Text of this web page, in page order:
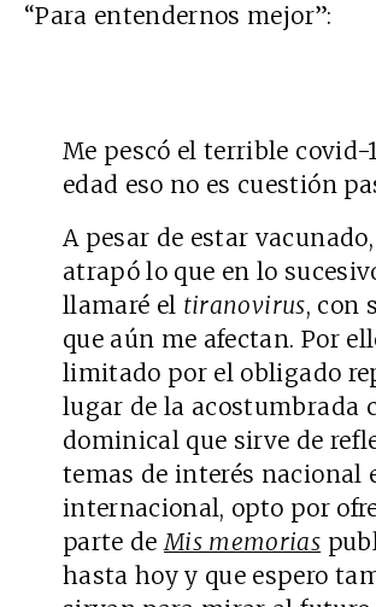
“Para entendernos mejor”:
Me pescó el terrible covid-
edad eso no es cuestión
A pesar de estar
atrapó lo que en lo
llamaré el tiranovirus, con
que aún me afectan. Por
limitado por el obligado
lugar de la acostumbrada
dominical que sirve de
temas de interés nacional
internacional, opto por
parte deMis memorias
hasta hoy y que espero